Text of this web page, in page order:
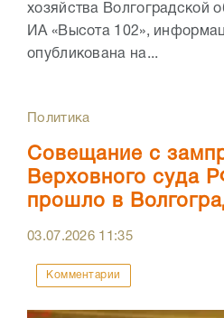
хозяйства Волгоградской
ИА «Высота 102»,
опубликована на...
Политика
Совещание с
Верховного суда
прошло в
03.07.2026 11:35
Комментарии